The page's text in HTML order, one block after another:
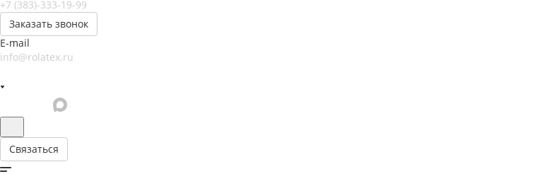
+7 (383)-333-19-99
Заказать звонок
E-mail
info@rolatex.ru
Связаться